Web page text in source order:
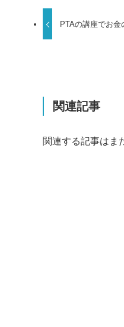
PTAの講座でお金
関連記事
関連する記事はま